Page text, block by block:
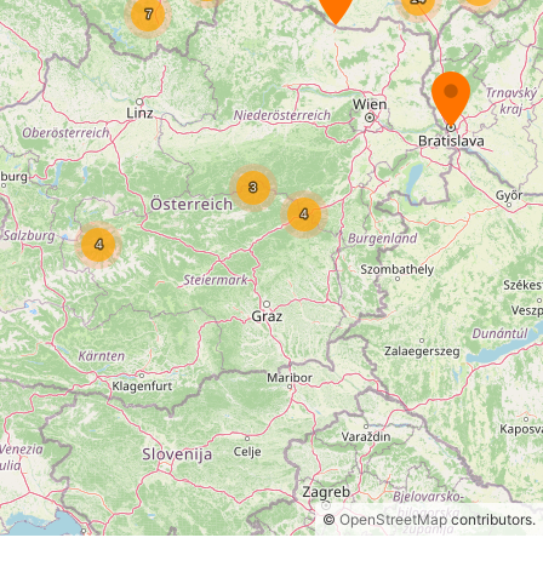
©OpenStreetMapcontributors.